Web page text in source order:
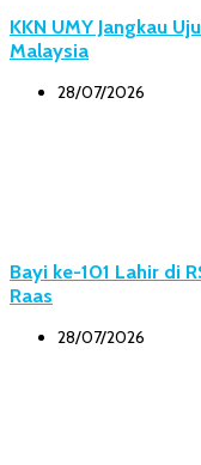
KKN UMY Jangkau
Malaysia
28/07/2026
Bayi ke-101 Lahir di
Raas
28/07/2026